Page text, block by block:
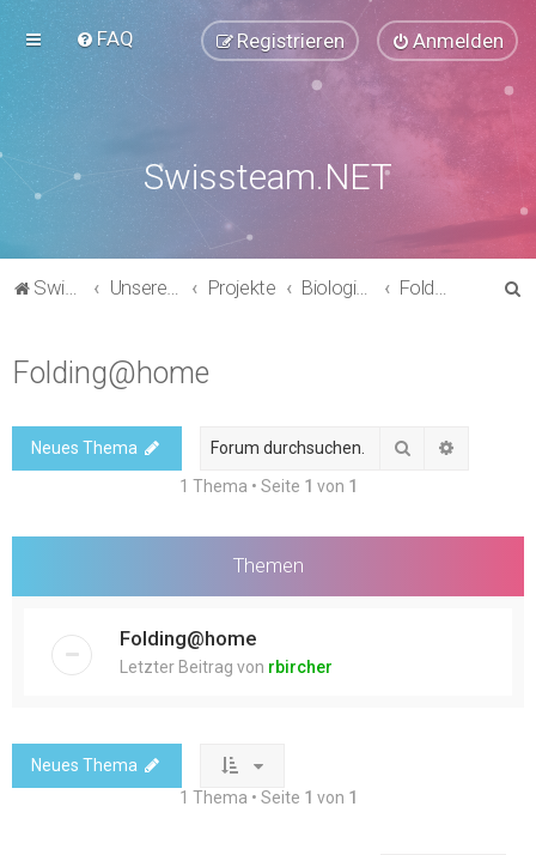
FAQ Anmelden
Registrieren
Swissteam.NET
Swissteam.NET Unsere Foren Projekte Biologie & Medizin Folding@home
Folding@home
Neues Thema Suche
1 Thema • Seite 1 von 1
Themen
Folding@home
Letzter Beitrag von rbircher
Neues Thema
1 Thema • Seite 1 von 1